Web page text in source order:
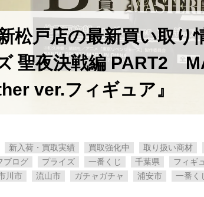
松戸店の最新買い取り
聖夜決戦編 ​PART2
​ver.フィギュア』
新入荷・買取実績 買取強化中 取り扱い商材
ブログ
プライズ 一番くじ 千葉県 フィギ
川市 流山市 ガチャガチャ 浦安市 一番く